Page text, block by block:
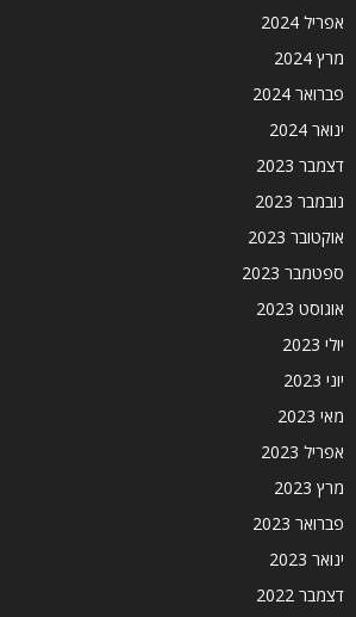
אפריל 2024
מרץ 2024
פברואר 2024
ינואר 2024
דצמבר 2023
נובמבר 2023
אוקטובר 2023
ספטמבר 2023
אוגוסט 2023
יולי 2023
יוני 2023
מאי 2023
אפריל 2023
מרץ 2023
פברואר 2023
ינואר 2023
דצמבר 2022